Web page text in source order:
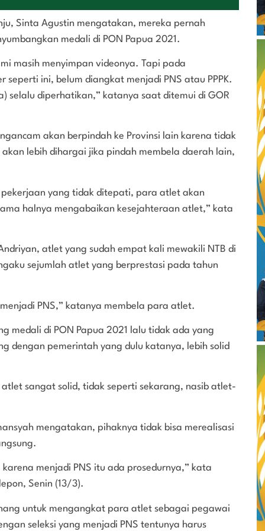
Sinta Agustin mengatakan, mereka pernah
medali di PON Papua 2021.
masih menyimpan videonya. Tapi pada
ini, belum diangkat menjadi PNS atau PPPK.
selalu diperhatikan,” katanya saat ditemui di GOR
akan berpindah ke Provinsi lain karena tidak
lebih dihargai jika pindah membela daerah lain,
yang tidak ditepati, para atlet akan
halnya mengabaikan kesejahteraan atlet,” kata
atlet yang sudah empat kali mewakili NTB di
sejumlah atlet yang berprestasi pada tahun
PNS,” katanya membela para atlet.
medali di PON Papua 2021 lalu tidak ada yang
dengan pemerintah yang dulu katanya, lebih solid
sangat solid, tidak seperti sekarang, nasib atlet-
mengatakan, pihaknya tidak bisa merealisasi
menjadi PNS itu ada prosedurnya,” kata
Senin (13/3).
untuk mengangkat para atlet sebagai pegawai
seleksi yang menjadi PNS tentunya harus